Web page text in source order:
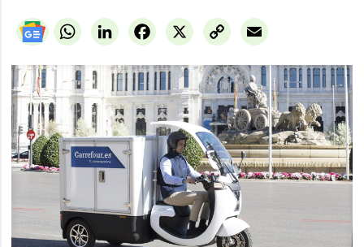
WhatsAppLinkedIn X
Facebook
Copy
Link
Email